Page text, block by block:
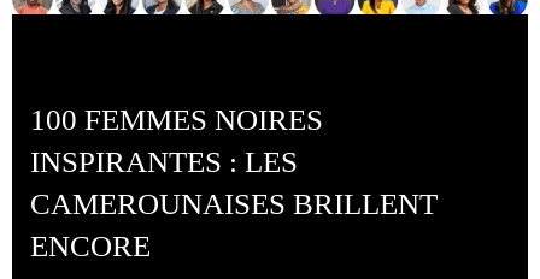
100 FEMMES NOIRES
INSPIRANTES : LES
CAMEROUNAISES BRILLENT
ENCORE